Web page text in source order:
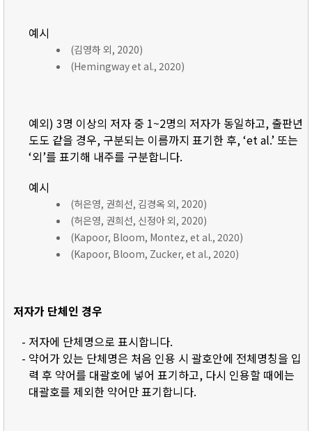
예시
(김영하 외, 2020)
(Hemingway et al., 2020)
예외) 3명 이상의 저자 중 1~2명의 저자가 동일하고, 출판년
도도 같을 경우, 구분되는 이름까지 표기한 후, ‘et al.’ 또는
‘외’를 표기해 내주를 구분합니다.
예시
(허은영, 권희선, 김경옥 외, 2020)
(허은영, 권희선, 신정아 외, 2020)
(Kapoor, Bloom, Montez, et al., 2020)
(Kapoor, Bloom, Zucker, et al., 2020)
저자가 단체인 경우
- 저자에 단체명으로 표시합니다.
- 약어가 있는 단체명은 처음 인용 시 괄호안에 전체명칭을 입
력 후 약어를 대괄호에 넣어 표기하고, 다시 인용할 때에는
대괄호를 제외한 약어만 표기합니다.